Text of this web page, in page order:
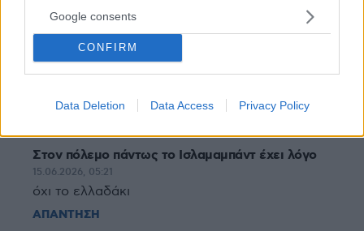
Google consents
CONFIRM
Data Deletion Data Access Privacy Policy
ΑΠΑΝΤΗΣΗ
Μενάνδρου και Σοφοκλέους
15.06.2026, 04:55
στο Ισλαμαμπάντ
Στον πόλεμο πάντως το Ισλαμαμπάντ έχει λόγο
15.06.2026, 05:21
όχι το ελλαδάκι
ΑΠΑΝΤΗΣΗ